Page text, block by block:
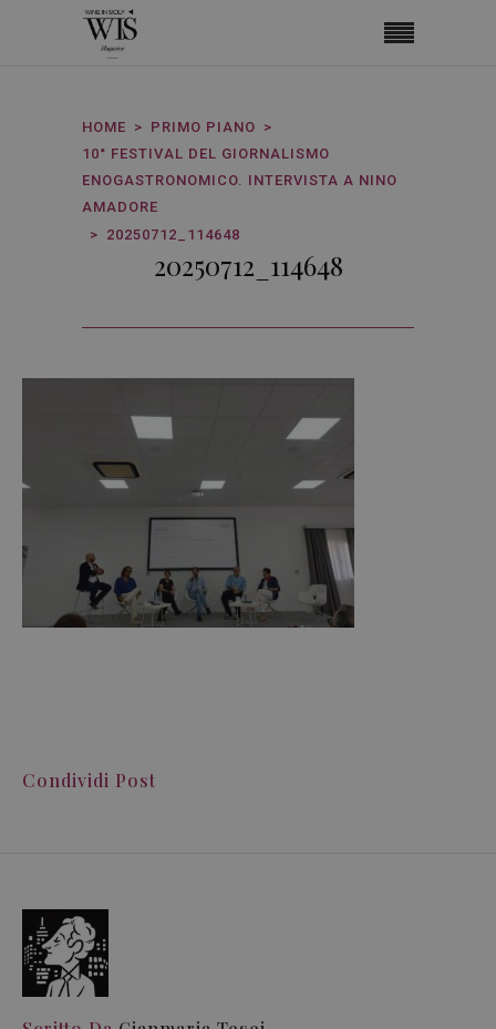
HOME
PRIMO PIANO
10° FESTIVAL DEL GIORNALISMO
ENOGASTRONOMICO. INTERVISTA A NINO
AMADORE
20250712_114648
20250712_114648
Condividi Post